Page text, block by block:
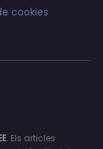
cookies
. Els articles